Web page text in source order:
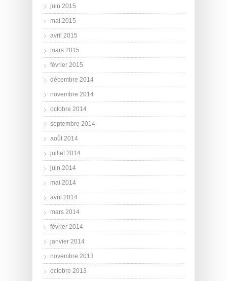
juin 2015
mai 2015
avril 2015
mars 2015
février 2015
décembre 2014
novembre 2014
octobre 2014
septembre 2014
août 2014
juillet 2014
juin 2014
mai 2014
avril 2014
mars 2014
février 2014
janvier 2014
novembre 2013
octobre 2013